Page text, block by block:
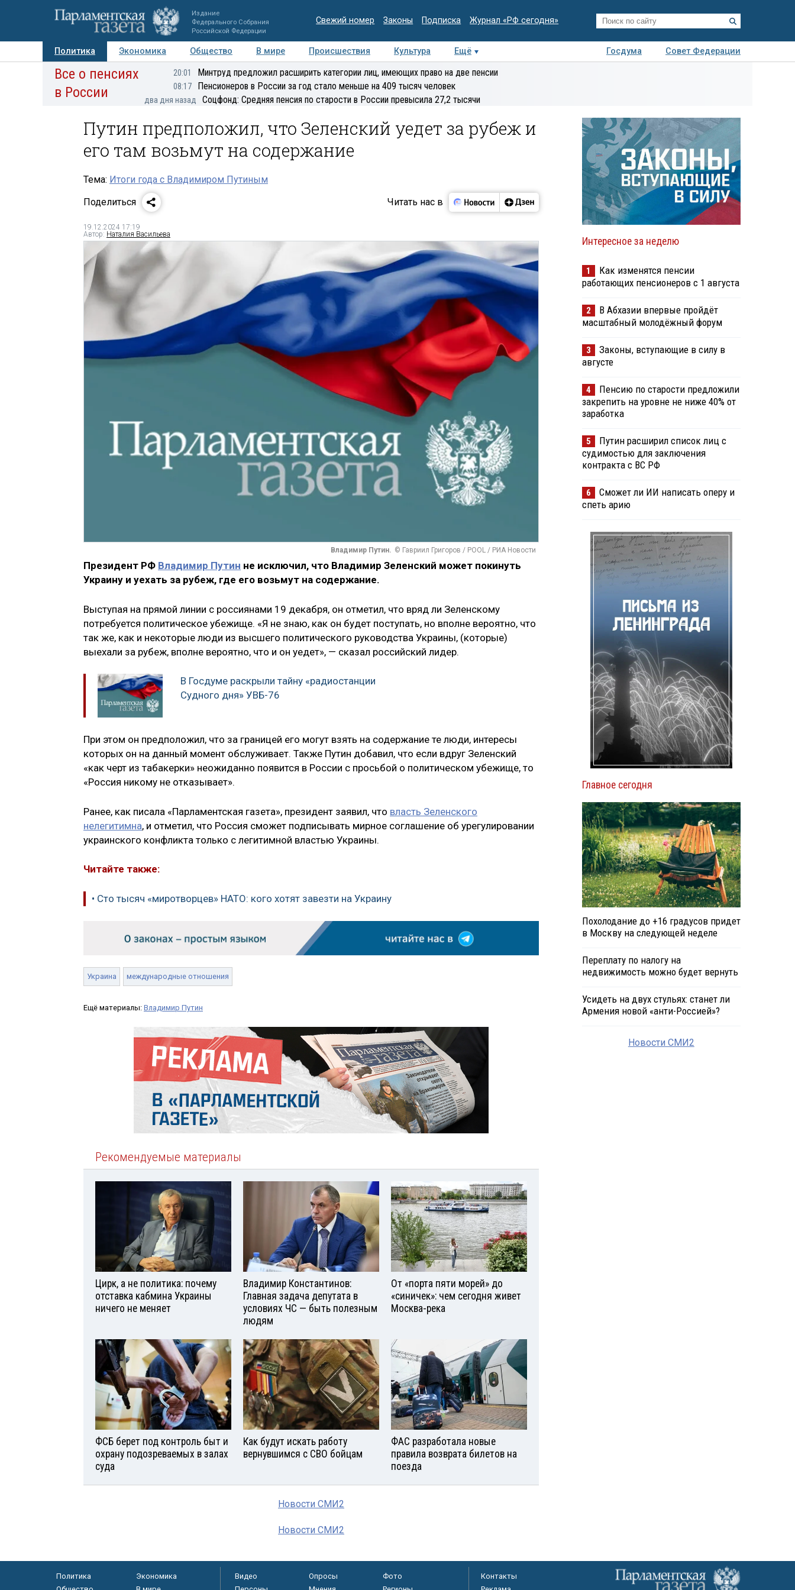
Издание
Федерального Собрания
Российской Федерации
Свежий номер Законы Подписка Журнал «РФ сегодня»
Политика Экономика Общество В мире Происшествия Культура Ещё Госдума
Совет Федерации
Авторы Персоны Мнения Регионы Медиацентр Интервью Колумнисты
Деловая
Все о пенсиях
в России
20:01 Минтруд предложил расширить категории лиц, имеющих право на две пенсии
08:17 Пенсионеров в России за год стало меньше на 409 тысяч человек
два дня назад Соцфонд: Средняя пенсия по старости в России превысила 27,2 тысячи
Путин предположил, что Зеленский уедет за рубеж и
его там возьмут на содержание
Тема: Итоги года с Владимиром Путиным
Поделиться
Читать нас в
19.12.2024 17:19
Автор: Наталия Васильева
Владимир Путин. © Гавриил Григоров / POOL / РИА Новости
Президент РФ Владимир Путин не исключил, что Владимир Зеленский может покинуть
Украину и уехать за рубеж, где его возьмут на содержание.
Выступая на прямой линии с россиянами 19 декабря, он отметил, что вряд ли Зеленскому
потребуется политическое убежище. «Я не знаю, как он будет поступать, но вполне вероятно, что
так же, как и некоторые люди из высшего политического руководства Украины, (которые)
выехали за рубеж, вполне вероятно, что и он уедет», — сказал российский лидер.
В Госдуме раскрыли тайну «радиостанции
Судного дня» УВБ-76
При этом он предположил, что за границей его могут взять на содержание те люди, интересы
которых он на данный момент обслуживает. Также Путин добавил, что если вдруг Зеленский
«как черт из табакерки» неожиданно появится в России с просьбой о политическом убежище, то
«Россия никому не отказывает».
Ранее, как писала «Парламентская газета», президент заявил, что власть Зеленского
нелегитимна, и отметил, что Россия сможет подписывать мирное соглашение об урегулировании
украинского конфликта только с легитимной властью Украины.
Читайте также:
• Сто тысяч «миротворцев» НАТО: кого хотят завезти на Украину
Украина международные отношения
Ещё материалы: Владимир Путин
Рекомендуемые материалы
Цирк, а не политика: почему
отставка кабмина Украины
ничего не меняет
Владимир Константинов:
Главная задача депутата в
условиях ЧС — быть полезным
людям
От «порта пяти морей» до
«синичек»: чем сегодня живет
Москва-река
ФСБ берет под контроль быт и
охрану подозреваемых в залах
суда
Как будут искать работу
вернувшимся с СВО бойцам
ФАС разработала новые
правила возврата билетов на
поезда
Новости СМИ2
Новости СМИ2
Интересное за неделю
1
Как изменятся пенсии
работающих пенсионеров с 1 августа
2
В Абхазии впервые пройдёт
масштабный молодёжный форум
3
Законы, вступающие в силу в
августе
4
Пенсию по старости предложили
закрепить на уровне не ниже 40% от
заработка
5
Путин расширил список лиц с
судимостью для заключения
контракта с ВС РФ
6
Сможет ли ИИ написать оперу и
спеть арию
Главное сегодня
Похолодание до +16 градусов придет
в Москву на следующей неделе
Переплату по налогу на
недвижимость можно будет вернуть
Усидеть на двух стульях: станет ли
Армения новой «анти-Россией»?
Новости СМИ2
Политика
Экономика
Видео Опросы
Фото
Контакты